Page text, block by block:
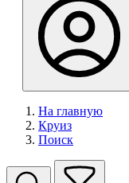
На главную
Круиз
Поиск